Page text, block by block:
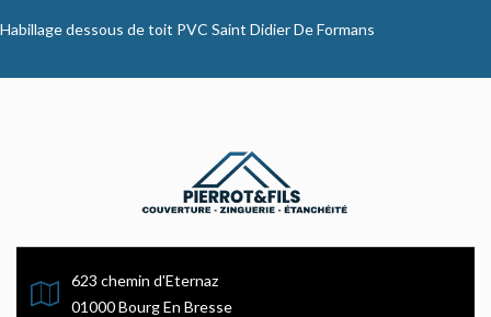
Habillage dessous de toit PVC Saint Didier De Formans
623 chemin d'Eternaz
01000 Bourg En Bresse